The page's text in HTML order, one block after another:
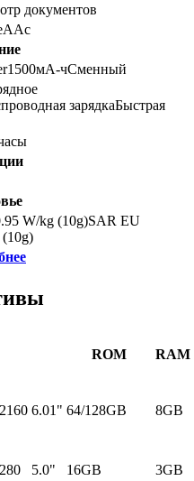
документов
1500мА-чСменный
зарядкаБыстрая
W/kg (10g)SAR EU
ROM
RAM
6.01" 64/128GB 8GB
5.0" 16GB 3GB